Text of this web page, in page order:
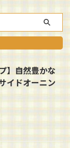
】自然豊かな
イドオーニン